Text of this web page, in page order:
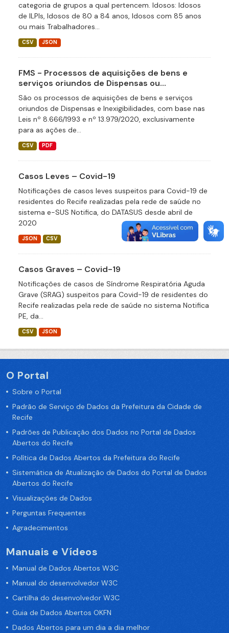
categoria de grupos a qual pertencem. Idosos: Idosos
de ILPIs, Idosos de 80 a 84 anos, Idosos com 85 anos
ou mais Trabalhadores...
CSV JSON
FMS - Processos de aquisições de bens e
serviços oriundos de Dispensas ou...
São os processos de aquisições de bens e serviços
oriundos de Dispensas e Inexigibilidades, com base nas
Leis nº 8.666/1993 e nº 13.979/2020, exclusivamente
para as ações de...
CSV PDF
Casos Leves – Covid-19
Notificações de casos leves suspeitos para Covid-19 de
residentes do Recife realizadas pela rede de saúde no
sistema e-SUS Notifica, do DATASUS desde abril de
2020
JSON CSV
Casos Graves – Covid-19
Notificações de casos de Síndrome Respiratória Aguda
Grave (SRAG) suspeitos para Covid-19 de residentes do
Recife realizadas pela rede de saúde no sistema Notifica
PE, da...
CSV JSON
O Portal
Sobre o Portal
Padrão de Serviço de Dados da Prefeitura da Cidade de
Recife
Padrões de Publicação dos Dados no Portal de Dados
Abertos do Recife
Política de Dados Abertos da Prefeitura do Recife
Sistemática de Atualização de Dados do Portal de Dados
Abertos do Recife
Visualizações de Dados
Perguntas Frequentes
Agradecimentos
Manuais e Vídeos
Manual de Dados Abertos W3C
Manual do desenvolvedor W3C
Cartilha do desenvolvedor W3C
Guia de Dados Abertos OKFN
Dados Abertos para um dia a dia melhor